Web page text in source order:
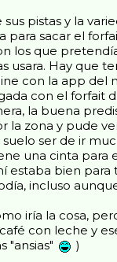
pistas y la
sacar el
los que
Hay que
con la app
con el forfait
la buena
zona y pude
ser de ir
una cinta
estaba bien
incluso
iría la cosa,
con leche y
"ansias"
)